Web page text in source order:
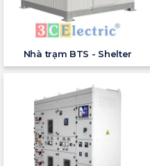
Nhà trạm BTS - Shelter